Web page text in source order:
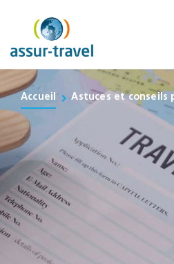
contenu
Accueil Astuces et conseils